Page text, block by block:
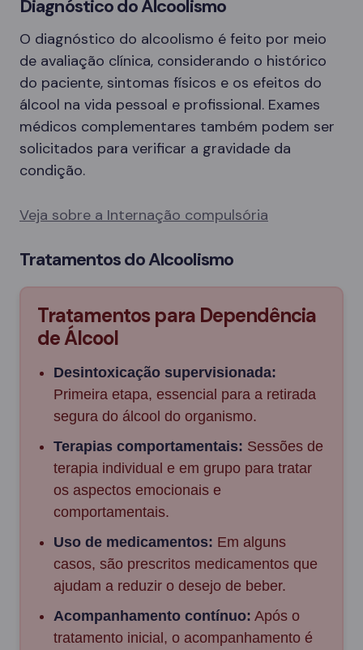
Diagnóstico do Alcoolismo
O diagnóstico do alcoolismo é feito por meio
de avaliação clínica, considerando o histórico
do paciente, sintomas físicos e os efeitos do
álcool na vida pessoal e profissional. Exames
médicos complementares também podem ser
solicitados para verificar a gravidade da
condição.
Veja sobre a Internação compulsória
Tratamentos do Alcoolismo
Tratamentos para Dependência
de Álcool
Desintoxicação supervisionada:
Primeira etapa, essencial para a retirada
segura do álcool do organismo.
Terapias comportamentais: Sessões de
terapia individual e em grupo para tratar
os aspectos emocionais e
comportamentais.
Uso de medicamentos: Em alguns
casos, são prescritos medicamentos que
ajudam a reduzir o desejo de beber.
Acompanhamento contínuo: Após o
tratamento inicial, o acompanhamento é